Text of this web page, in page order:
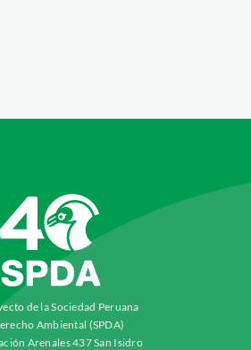
de la Sociedad Peruana
Ambiental (SPDA)
Arenales 437 San Isidro